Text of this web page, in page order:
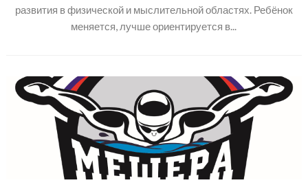
развития в физической и мыслительной областях. Ребёнок
меняется, лучше ориентируется в...